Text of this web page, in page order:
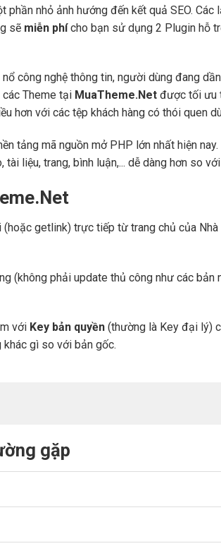
nhỏ ảnh hướng đến kết quả SEO.
sẽ miễn phícho bạn sử dụng 2 Plugin hỗ
công nghệ thông tin, người dùng đang
các Theme tại MuaTheme.Net được tối ưu
hơn với các tệp khách hàng có thói quen
tảng mã nguồn mở PHP lớn nhất hiện
liệu, trang, bình luận,... dễ dàng hơn so
getlink) trực tiếp từ trang chủ của
(không phải update thủ công như các bản
với Key bản quyền (thường là Key đại lý)
gì so với bản gốc.
gặp